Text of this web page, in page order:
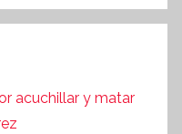
acuchillar y matar